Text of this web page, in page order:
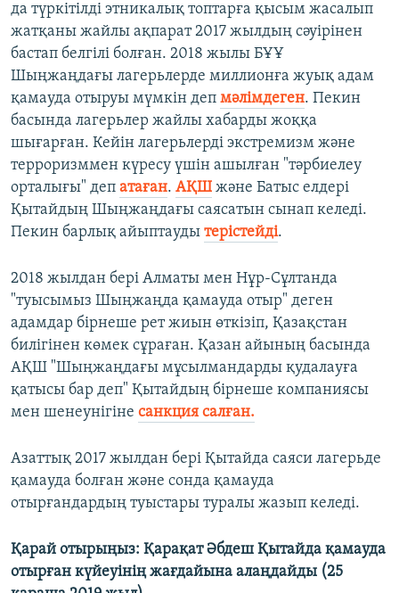
да түркітілді этникалық топтарға қысым жасалып
жатқаны жайлы ақпарат 2017 жылдың сәуірінен
бастап белгілі болған. 2018 жылы БҰҰ
Шыңжаңдағы лагерьлерде миллионға жуық адам
қамауда отыруы мүмкін деп мәлімдеген. Пекин
басында лагерьлер жайлы хабарды жоққа
шығарған. Кейін лагерьлерді экстремизм және
терроризммен күресу үшін ашылған "тәрбиелеу
орталығы" деп атаған. АҚШ және Батыс елдері
Қытайдың Шыңжаңдағы саясатын сынап келеді.
Пекин барлық айыптауды терістейді.
2018 жылдан бері Алматы мен Нұр-Сұлтанда
"туысымыз Шыңжаңда қамауда отыр" деген
адамдар бірнеше рет жиын өткізіп, Қазақстан
билігінен көмек сұраған. Қазан айының басында
АҚШ "Шыңжаңдағы мұсылмандарды қудалауға
қатысы бар деп" Қытайдың бірнеше компаниясы
мен шенеунігіне санкция салған.
Азаттық 2017 жылдан бері Қытайда саяси лагерьде
қамауда болған және сонда қамауда
отырғандардың туыстары туралы жазып келеді.
Қарай отырыңыз: Қарақат Әбдеш Қытайда қамауда
отырған күйеуінің жағдайына алаңдайды (25